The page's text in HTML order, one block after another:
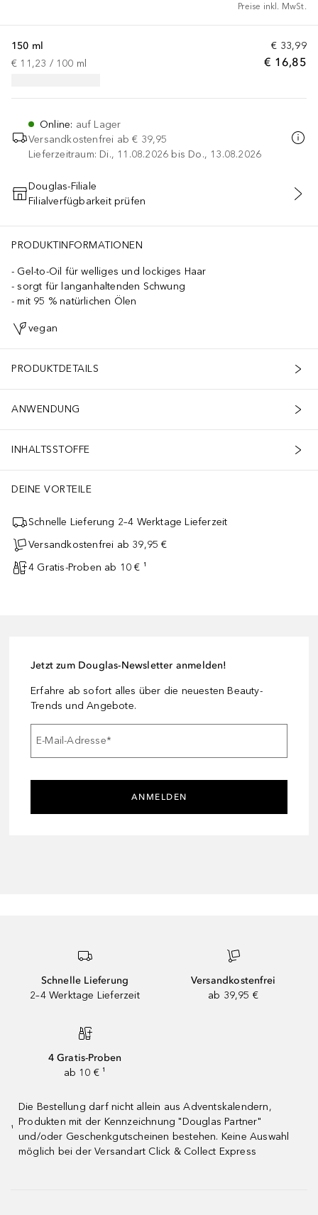
Preise inkl. MwSt.
€ 33,99
€ 16,85
150 ml
€ 11,23 / 100 ml
Online: auf Lager
Versandkostenfrei ab € 39,95
Lieferzeitraum: Di., 11.08.2026 bis Do., 13.08.2026
IN DEN WARENKORB
Douglas-Filiale
Filialverfügbarkeit prüfen
PRODUKTINFORMATIONEN
Gel-to-Oil für welliges und lockiges Haar
sorgt für langanhaltenden Schwung
mit 95 % natürlichen Ölen
vegan
PRODUKTDETAILS
ANWENDUNG
INHALTSSTOFFE
DEINE VORTEILE
Schnelle Lieferung 2–4 Werktage Lieferzeit
Versandkostenfrei ab 39,95 €
4 Gratis-Proben ab 10 € ¹
Jetzt zum Douglas-Newsletter anmelden!
Erfahre ab sofort alles über die neuesten Beauty-
Trends und Angebote.
E-Mail-Adresse*
ANMELDEN
Schnelle Lieferung
2–4 Werktage Lieferzeit
Versandkostenfrei
ab 39,95 €
4 Gratis-Proben
ab 10 € ¹
¹
Die Bestellung darf nicht allein aus Adventskalendern,
Produkten mit der Kennzeichnung "Douglas Partner"
und/oder Geschenkgutscheinen bestehen. Keine Auswahl
möglich bei der Versandart Click & Collect Express